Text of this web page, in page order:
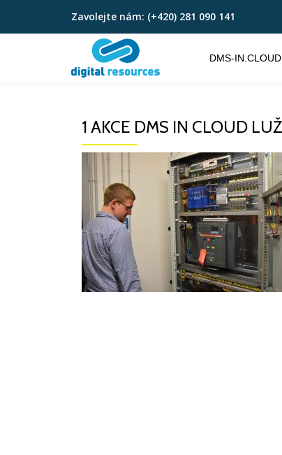
Přeskočit
Zavolejte nám: (+420) 281 090 141
DMS-IN.CLOUD
1 AKCE DMS IN CLOUD